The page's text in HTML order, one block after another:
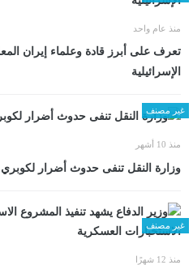
منذ عام واحد
تعرف على أبرز قادة وعلماء إيران
الإسرائيلية
غير مصنف
منذ 10 أشهر
وزارة النقل تنفى حدوث أضرار
غير مصنف
منذ 12 شهرًا